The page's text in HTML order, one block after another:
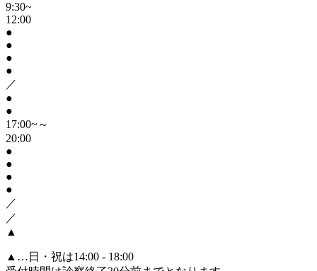
9:30~
12:00
●
●
●
●
／
●
●
17:00~～
20:00
●
●
●
●
／
／
▲
▲ …日・祝は14:00 - 18:00